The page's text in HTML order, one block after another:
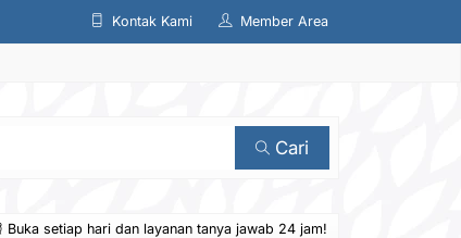
Kontak Kami Member Area
Cari
Buka setiap hari dan layanan tanya jawab 24 jam!